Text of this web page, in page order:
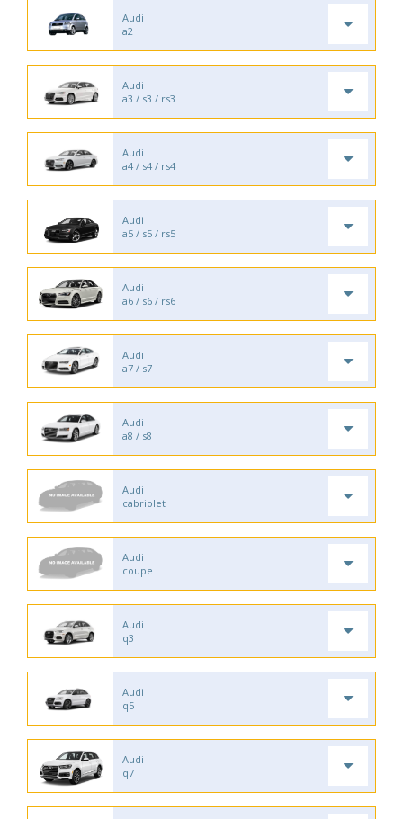
Audi
a2
Audi
a3 / s3 / rs3
Audi
a4 / s4 / rs4
Audi
a5 / s5 / rs5
Audi
a6 / s6 / rs6
Audi
a7 / s7
Audi
a8 / s8
Audi
cabriolet
Audi
coupe
Audi
q3
Audi
q5
Audi
q7